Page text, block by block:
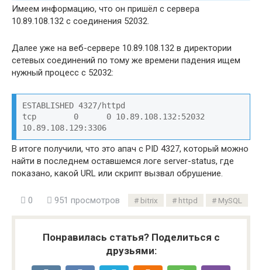
Имеем информацию, что он пришёл с сервера
10.89.108.132 с соединения 52032.
Далее уже на веб-сервере 10.89.108.132 в директории
сетевых соединений по тому же времени падения ищем
нужный процесс с 52032:
ESTABLISHED 4327/httpd
tcp        0      0 10.89.108.132:52032
10.89.108.129:3306
В итоге получили, что это апач с PID 4327, который можно
найти в последнем оставшемся логе server-status, где
показано, какой URL или скрипт вызвал обрушение.
0 951 просмотров bitrix httpd MySQL
Понравилась статья? Поделиться с
друзьями: